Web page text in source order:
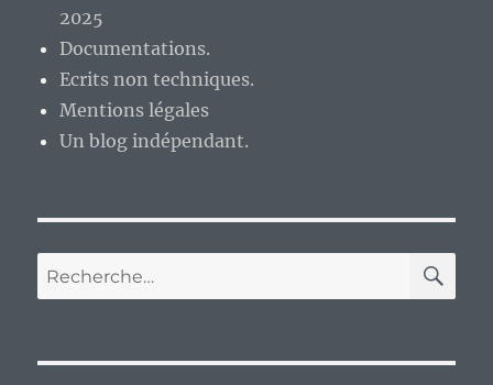
2025
Documentations.
Ecrits non techniques.
Mentions légales
Un blog indépendant.
Recherche
pour :